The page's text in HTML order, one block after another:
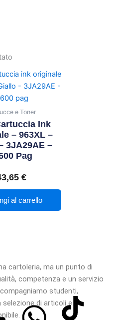
e Toner
Ink
– 963XL –
3JA29AE –
Pag
€
al carrello
cartoleria, ma un punto di
competenza e un servizio
studenti,
selezione di articoli e